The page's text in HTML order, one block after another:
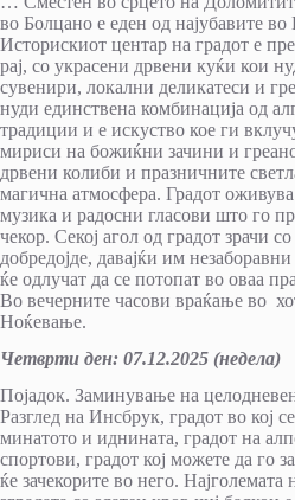
во Болцано е еден од најубавите во
Историскиот центар на градот е
рај, со украсени дрвени куќи кои
сувенири, локални деликатеси и
нуди единствена комбинација од
традиции и е искуство кое ги
мириси на божиќни зачини и
дрвени колиби и празничните
магична атмосфера. Градот
музика и радосни гласови што го
чекор. Секој агол од градот зрачи
добредојде, давајќи им
ќе одлучат да се потопат во оваа
Во вечерните часови враќање во
Ноќевање.
Четврти ден: 07.12.2025 (недела)
Појадок. Заминување на
Разглед на Инсбрук, градот во кој
минатото и иднината, градот на
спортови, градот кој можете да го
ќе зачекорите во него. Најголемата